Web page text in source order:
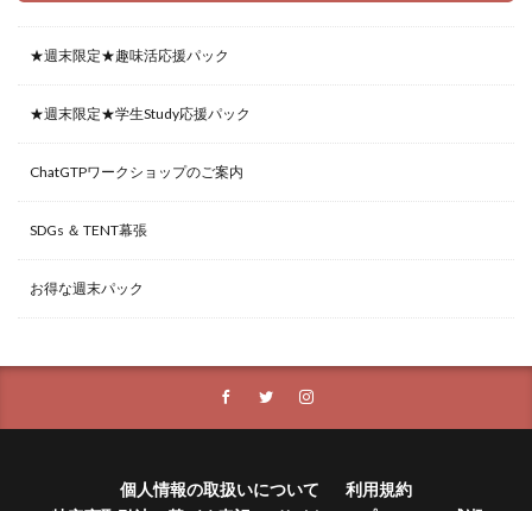
★週末限定★趣味活応援パック
★週末限定★学生Study応援パック
ChatGTPワークショップのご案内
SDGs ＆ TENT幕張
お得な週末パック
個人情報の取扱いについて
利用規約